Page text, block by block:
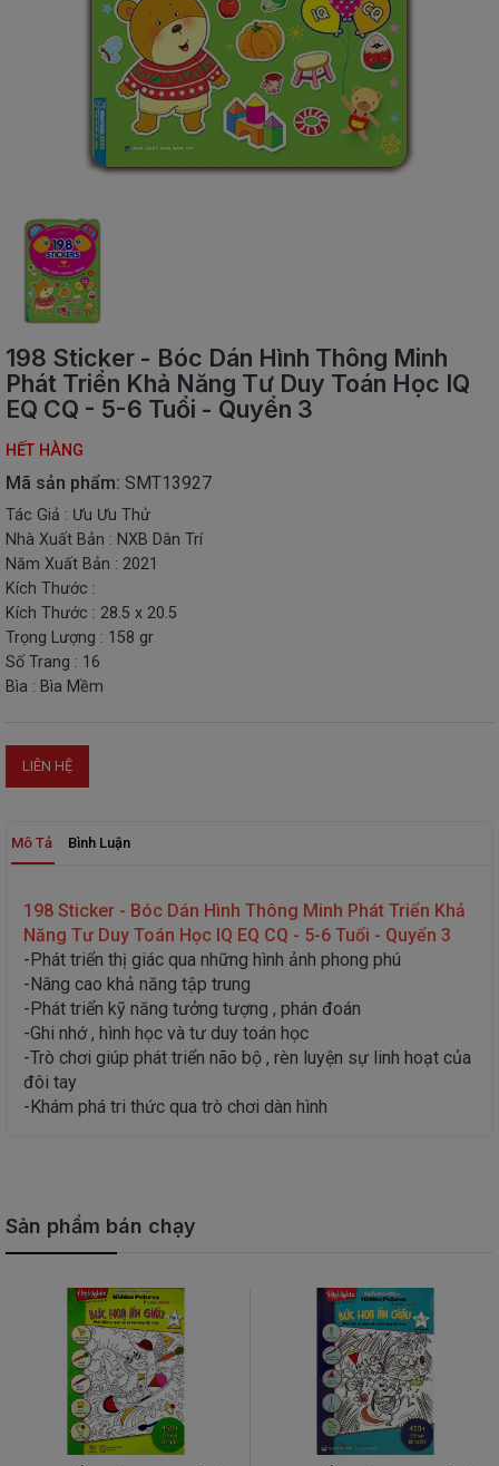
SÁCH
NGỮ
VPP
-
ĐỒ
DÙNG
SINH
QUÀ
-
CHƠI
THIẾT
-
STEM
198 Sticker - Bóc Dán Hình Thông Minh
Phát Triển Khả Năng Tư Duy Toán Học IQ
EQ CQ - 5-6 Tuổi - Quyển 3
HẾT HÀNG
Mã sản phẩm: SMT13927
Tác Giả : Ưu Ưu Thử
Nhà Xuất Bản : NXB Dân Trí
Năm Xuất Bản : 2021
Kích Thước :
Kích Thước : 28.5 x 20.5
Trọng Lượng : 158 gr
Số Trang : 16
Bìa : Bìa Mềm
LIÊN HỆ
Mô Tả Bình Luận
198 Sticker - Bóc Dán Hình Thông Minh Phát Triển Khả
Năng Tư Duy Toán Học IQ EQ CQ - 5-6 Tuổi - Quyển 3
-Phát triển thị giác qua những hình ảnh phong phú
-Nâng cao khả năng tập trung
-Phát triển kỹ năng tưởng tượng , phán đoán
-Ghi nhớ , hình học và tư duy toán học
-Trò chơi giúp phát triển não bộ , rèn luyện sự linh hoạt của
đôi tay
-Khám phá tri thức qua trò chơi dàn hình
Sản phẩm bán chạy